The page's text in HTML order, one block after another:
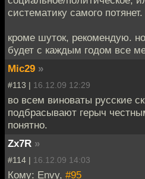
систематику самого потянет.
кроме шуток, рекомендую.
будет с каждым годом все
Mic29 »
#113 | 16.12.09 12:29
во всем виноваты русские
подбрасывают герыч
понятно.
Zx7R »
#114 | 16.12.09 14:03
Кому: Envy, #95